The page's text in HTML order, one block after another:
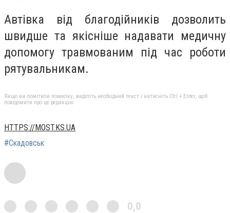
Автівка від благодійників дозволить
швидше та якісніше надавати медичну
допомогу травмованим під час роботи
рятувальникам.
Якщо ви помітили помилку, виділіть необхідний текст і натисніть Ctrl + Enter, щоб
повідомити про це редакцію
HTTPS://MOST.KS.UA
#Скадовськ
0,0